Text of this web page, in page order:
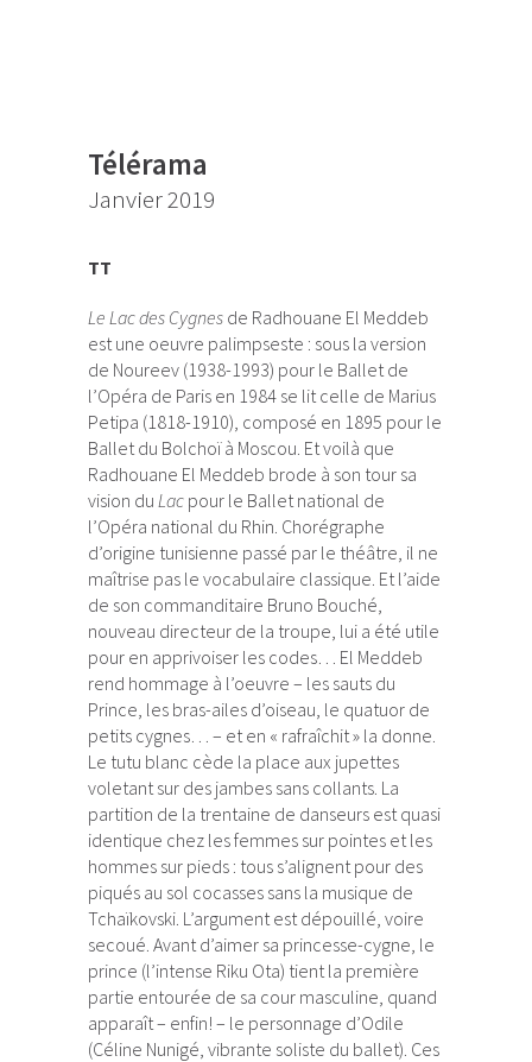
Télérama
Janvier 2019
TT
Le Lac des Cygnes de Radhouane El Meddeb
est une oeuvre palimpseste : sous la version
de Noureev (1938-1993) pour le Ballet de
l’Opéra de Paris en 1984 se lit celle de Marius
Petipa (1818-1910), composé en 1895 pour le
Ballet du Bolchoï à Moscou. Et voilà que
Radhouane El Meddeb brode à son tour sa
vision du Lac pour le Ballet national de
l’Opéra national du Rhin. Chorégraphe
d’origine tunisienne passé par le théâtre, il ne
maîtrise pas le vocabulaire classique. Et l’aide
de son commanditaire Bruno Bouché,
nouveau directeur de la troupe, lui a été utile
pour en apprivoiser les codes… El Meddeb
rend hommage à l’oeuvre – les sauts du
Prince, les bras-ailes d’oiseau, le quatuor de
petits cygnes… – et en « rafraîchit » la donne.
Le tutu blanc cède la place aux jupettes
voletant sur des jambes sans collants. La
partition de la trentaine de danseurs est quasi
identique chez les femmes sur pointes et les
hommes sur pieds : tous s’alignent pour des
piqués au sol cocasses sans la musique de
Tchaïkovski. L’argument est dépouillé, voire
secoué. Avant d’aimer sa princesse-cygne, le
prince (l’intense Riku Ota) tient la première
partie entourée de sa cour masculine, quand
apparaît – enfin! – le personnage d’Odile
(Céline Nunigé, vibrante soliste du ballet). Ces